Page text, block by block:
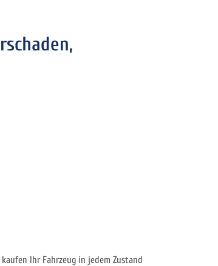
Ihr Fahrzeug in jedem Zustand